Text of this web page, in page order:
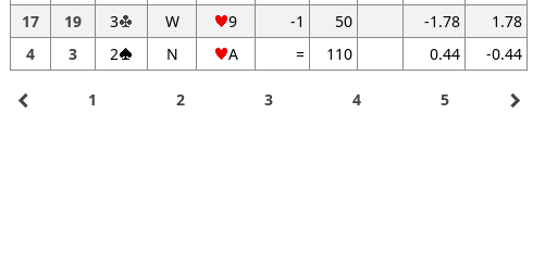
17
19 3 W 9 -1 50 -1.78
1.78
4
3 2 N A = 110 0.44 -0.44
navigate_before 1 2 3 4 5 navigate_next